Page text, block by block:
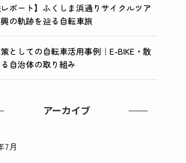
レポート】ふくしま浜通りサイクルツア
の軌跡を辿る自転車旅
としての自転車活用事例｜E-BIKE・散
自治体の取り組み
アーカイブ
7月